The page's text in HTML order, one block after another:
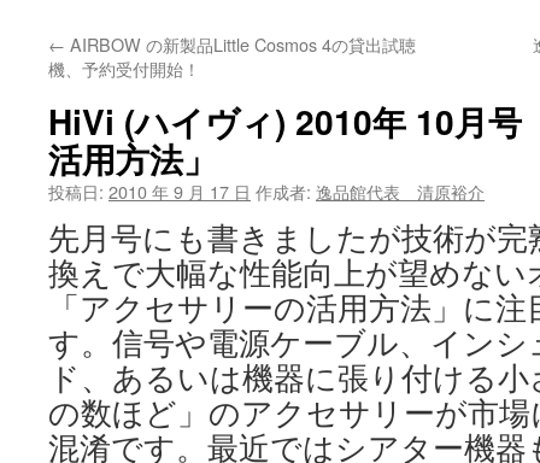
← AIRBOW の新製品Little Cosmos 4の貸出試聴
機、予約受付開始！
HiVi (ハイヴィ) 2010年 10月号
活用方法」
投稿日: 2010 年 9 月 17 日 作成者: 逸品館代表 清原裕介
先月号にも書きましたが技術が
換えで大幅な性能向上が望めな
「アクセサリーの活用方法」に
す。信号や電源ケーブル、イン
ド、あるいは機器に張り付ける
の数ほど」のアクセサリーが市
混淆です。最近ではシアター機器